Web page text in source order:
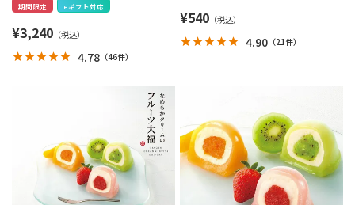
期間限定 eギフト対応
¥3,240
4.78 （46件）
¥540
4.90 （21件）